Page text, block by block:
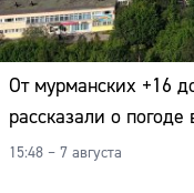
От мурманских +16
рассказали о погоде
15:48 – 7 августа